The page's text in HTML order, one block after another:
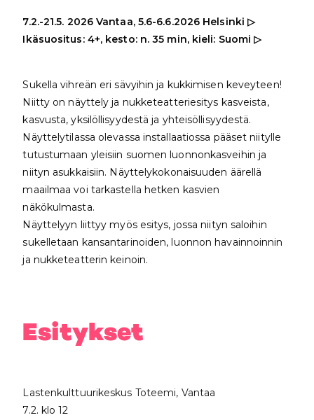
7.2.-21.5. 2026Vantaa, 5.6-6.6.2026 Helsinki ▷
Ikäsuositus: 4+, kesto: n. 35 min, kieli: Suomi ▷
Sukella vihreän eri sävyihin ja kukkimisen keveyteen!
Niitty on näyttely ja nukketeatteriesitys kasveista,
kasvusta, yksilöllisyydestä ja yhteisöllisyydestä.
Näyttelytilassa olevassa installaatiossa pääset niitylle
tutustumaan yleisiin suomen luonnonkasveihin ja
niityn asukkaisiin. Näyttelykokonaisuuden äärellä
maailmaa voi tarkastella hetken kasvien
näkökulmasta.
Näyttelyyn liittyy myös esitys, jossa niityn saloihin
sukelletaan kansantarinoiden, luonnon havainnoinnin
ja nukketeatterin keinoin.
Esitykset
Lastenkulttuurikeskus Toteemi, Vantaa
7.2. klo 12